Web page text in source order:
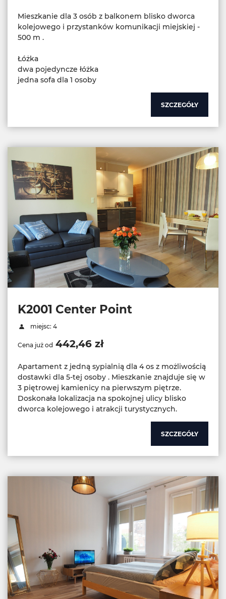
Mieszkanie dla 3 osób z balkonem blisko dworca
kolejowego i przystanków komunikacji miejskiej -
500 m .
Łóżka
dwa pojedyncze łóżka
jedna sofa dla 1 osoby
SZCZEGÓŁY
K2001 Center Point
miejsc: 4
Cena już od 442,46 zł
Apartament z jedną sypialnią dla 4 os z możliwością
dostawki dla 5-tej osoby . Mieszkanie znajduje się w
3 piętrowej kamienicy na pierwszym piętrze.
Doskonała lokalizacja na spokojnej ulicy blisko
dworca kolejowego i atrakcji turystycznych.
SZCZEGÓŁY